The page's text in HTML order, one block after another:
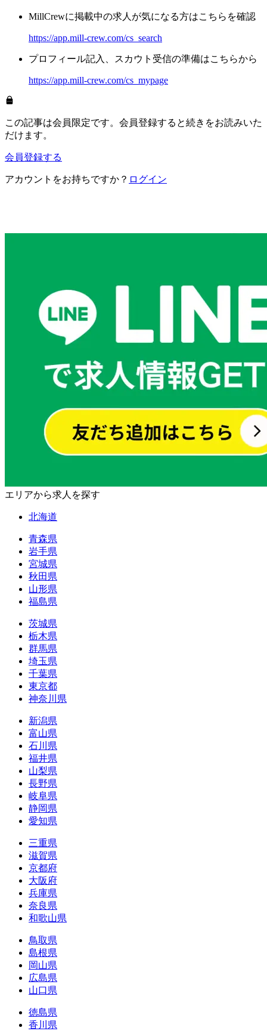
MillCrewに掲載中の求人が気になる方はこちらを確認
https://app.mill-crew.com/cs_search
プロフィール記入、スカウト受信の準備はこちらから
https://app.mill-crew.com/cs_mypage
この記事は会員限定です。会員登録すると続きをお読みいた
だけます。
会員登録する
アカウントをお持ちですか？ ログイン
エリアから求人を探す
北海道
青森県
岩手県
宮城県
秋田県
山形県
福島県
茨城県
栃木県
群馬県
埼玉県
千葉県
東京都
神奈川県
新潟県
富山県
石川県
福井県
山梨県
長野県
岐阜県
静岡県
愛知県
三重県
滋賀県
京都府
大阪府
兵庫県
奈良県
和歌山県
鳥取県
島根県
岡山県
広島県
山口県
徳島県
香川県